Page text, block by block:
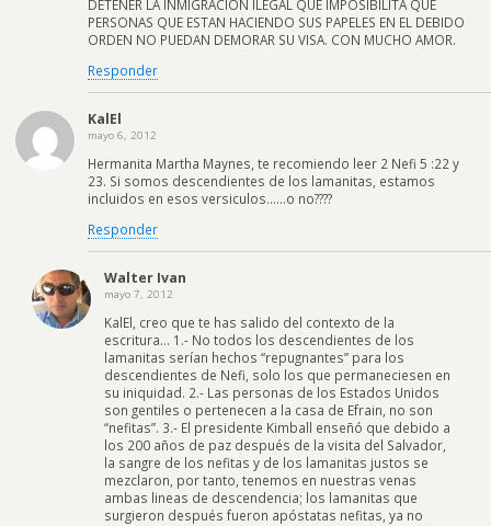
DETENER LA INMIGRACION ILEGAL QUE IMPOSIBILITA QUE
PERSONAS QUE ESTAN HACIENDO SUS PAPELES EN EL DEBIDO
ORDEN NO PUEDAN DEMORAR SU VISA. CON MUCHO AMOR.
Responder
KalEl
mayo 6, 2012
Hermanita Martha Maynes, te recomiendo leer 2 Nefi 5 :22 y
23. Si somos descendientes de los lamanitas, estamos
incluidos en esos versiculos……o no????
Responder
Walter Ivan
mayo 7, 2012
KalEl, creo que te has salido del contexto de la
escritura… 1.- No todos los descendientes de los
lamanitas serían hechos “repugnantes” para los
descendientes de Nefi, solo los que permaneciesen en
su iniquidad. 2.- Las personas de los Estados Unidos
son gentiles o pertenecen a la casa de Efrain, no son
“nefitas”. 3.- El presidente Kimball enseñó que debido a
los 200 años de paz después de la visita del Salvador,
la sangre de los nefitas y de los lamanitas justos se
mezclaron, por tanto, tenemos en nuestras venas
ambas lineas de descendencia; los lamanitas que
surgieron después fueron apóstatas nefitas, ya no